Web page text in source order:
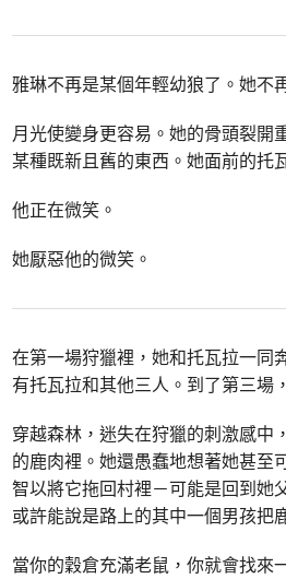
雅琳不再是某個年輕幼狼了。她不
月光使變身更容易。她的骨頭裂開
某種既新且舊的東西。她面前的托
他正在微笑。
她厭惡他的微笑。
在第一場狩獵裡，她和托瓦拉一同
有托瓦拉和其他三人。到了第三場
穿越森林，迷失在狩獵的刺激感中
的鹿肉裡。她還愚蠢地想著她甚至
智以將它拖回村裡－可能是回到她
或許能說是路上的其中一個男孩把
當你的穀倉充滿老鼠，你就會找來